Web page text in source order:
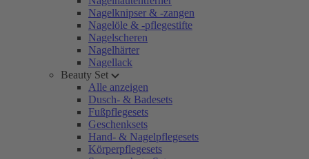
Nagelknipser & -zangen
Nagelöle & -pflegestifte
Nagelscheren
Nagelhärter
Nagellack
Beauty Set
Alle anzeigen
Dusch- & Badesets
Fußpflegesets
Geschenksets
Hand- & Nagelpflegesets
Körperpflegesets